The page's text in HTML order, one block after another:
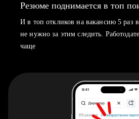
Резюме поднимается в топ
И в топ откликов на вакансию 5 раз
не нужно за этим следить.
чаще